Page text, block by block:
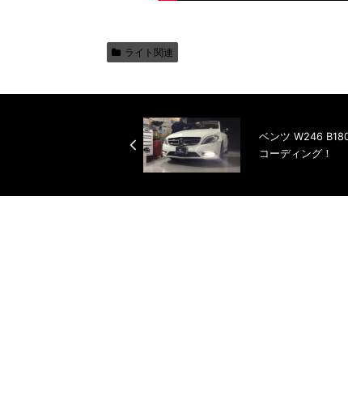
ライト関連
ベンツ W246
コーディング！